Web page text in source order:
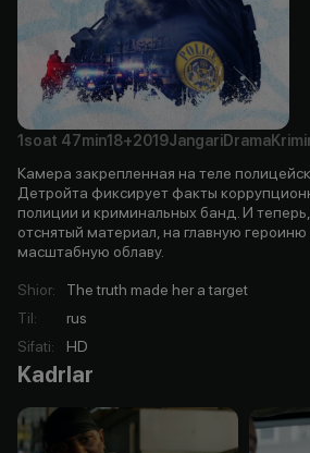
1soat 47min18+2019JangariDrama
Камера закрепленная на теле
Детройта фиксирует факты
полиции и криминальных банд. И
отснятый материал, на главную
масштабную облаву.
Shior:
The truth made her a target
Til:
rus
Sifati: HD
Kadrlar